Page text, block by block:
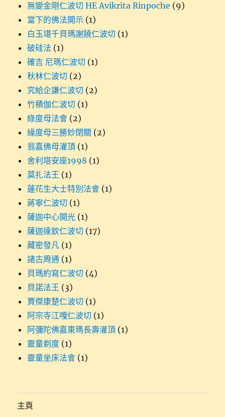
無變金剛仁波切 HE Avikrita Rinpoche (9)
當下的佛法開示 (1)
白玉堪千貝瑪謝饒仁波切 (1)
破硅法 (1)
確吉 尼瑪仁波切 (1)
秋林仁波切 (2)
究給企謙仁波切 (2)
竹積伽仁波切 (1)
綠度母法會 (2)
緣度母三勝妙閉關 (2)
翁嘉佛母灌頂 (1)
舍利塔安座1998 (1)
莫扎法王 (1)
蓮花生大士特別法會 (1)
蔣寧仁波切 (1)
薩迦中心開光 (1)
薩迦達欽仁波切 (17)
藏密發凡 (1)
諸古周通 (1)
貝瑪約寫仁波切 (4)
貝諾法王 (3)
賈傑康楚仁波切 (1)
阿宗寺江嘎仁波切 (1)
阿彌陀佛嘉東瑪長壽灌頂 (1)
靈童剃度 (1)
靈童坐床法會 (1)
主頁